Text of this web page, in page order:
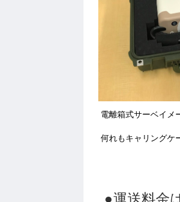
電離箱式サーベイメ
何れもキャリングケ
●運送料金